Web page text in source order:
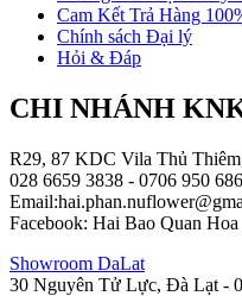
Cam Kết Trả Hàng
Chính sách Đại lý
Hỏi & Đáp
CHI NHÁNH
R29, 87 KDC Vila Thủ
028 6659 3838 - 0706 950
Facebook: Hai Bao Quan Hoa
Showroom DaLat
30 Nguyên Tử Lực, Đà Lạt -